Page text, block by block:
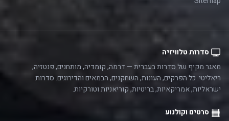
סדרות טלוויזיה
מאגר מקיף של סדרות בעברית — דרמה, קומדיה, מותחנים, פנטזיה,
ריאליטי. כל הפרקים, העונות, השחקנים, הבמאים והדירוגים. סדרות
ישראליות, אמריקאיות, בריטיות, קוריאניות וטורקיות.
סרטים וקולנוע